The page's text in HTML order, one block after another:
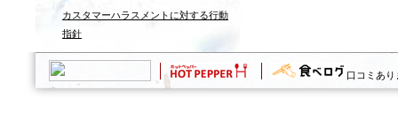
カスタマーハラスメントに対する行動
指針
口コミあり